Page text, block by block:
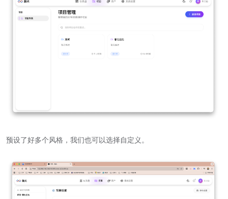
预设了好多个风格，我们也可以选择自定义。